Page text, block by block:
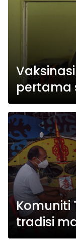
pertama
Komuniti
tradisi